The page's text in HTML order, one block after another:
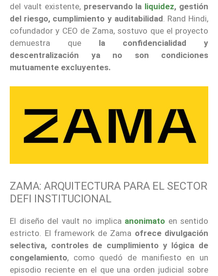
del vault existente, preservando la liquidez, gestión
del riesgo, cumplimiento y auditabilidad. Rand Hindi,
cofundador y CEO de Zama, sostuvo que el proyecto
demuestra que la confidencialidad y
descentralización ya no son condiciones
mutuamente excluyentes.
ZAMA: ARQUITECTURA PARA EL SECTOR
DEFI INSTITUCIONAL
El diseño del vault no implica anonimato en sentido
estricto. El framework de Zama ofrece divulgación
selectiva, controles de cumplimiento y lógica de
congelamiento, como quedó de manifiesto en un
episodio reciente en el que una orden judicial sobre